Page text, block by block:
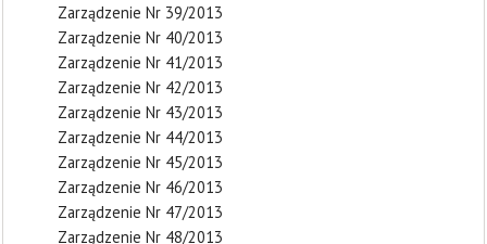
Zarządzenie Nr 39/2013
Zarządzenie Nr 40/2013
Zarządzenie Nr 41/2013
Zarządzenie Nr 42/2013
Zarządzenie Nr 43/2013
Zarządzenie Nr 44/2013
Zarządzenie Nr 45/2013
Zarządzenie Nr 46/2013
Zarządzenie Nr 47/2013
Zarządzenie Nr 48/2013